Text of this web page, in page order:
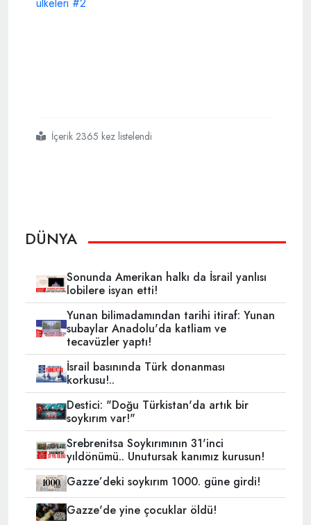
#rusyaya
#silah
#ambargosunu
#delen
#avrupa
#ülkeleriİçerik 2365 kez listelendi
DÜNYA
Sonunda Amerikan halkı da İsrail yanlısı
lobilere isyan etti!
Yunan bilimadamından tarihi itiraf: Yunan
subaylar Anadolu'da katliam ve
tecavüzler yaptı!
İsrail basınında Türk donanması
korkusu!..
Destici: "Doğu Türkistan'da artık bir
soykırım var!"
Srebrenitsa Soykırımının 31'inci
yıldönümü.. Unutursak kanımız kurusun!
Gazze’deki soykırım 1000. güne girdi!
Gazze'de yine çocuklar öldü!